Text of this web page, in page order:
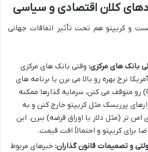
و کریپتو هم تحت تأثیر اتفاقات جهانی
بانک های مرکزی: وقتی بانک های مرکزی
نرخ بهره رو بالا می برن یا برنامه های
تسهیل کمّی (QE) رو متوقف می کنن، سرمایه گذارها ممکنه
پرریسک مثل کریپتو خارج کنن و به
تر (مثل دلار یا اوراق قرضه) ببرن. این
برای کریپتو و احتمالاً افت قیمت.
و تصمیمات قانون گذاران: خبرهای مربوط